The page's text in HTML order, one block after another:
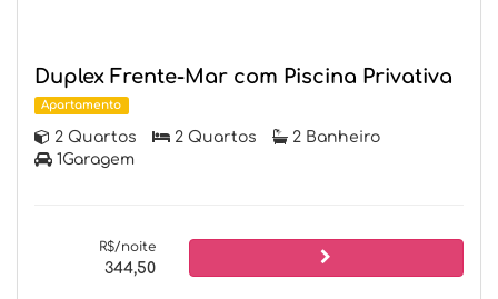
Duplex Frente-Mar com Piscina Privativa
Apartamento
2 Quartos 2 Quartos
2 Banheiro
1Garagem
R$/noite
344,50